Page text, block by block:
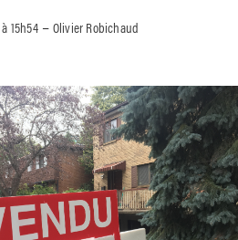
15h54–Olivier Robichaud